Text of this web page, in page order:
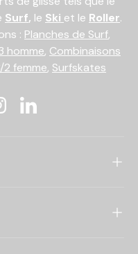
Surf, le Ski et le Roller.
: Planches de Surf,
homme, Combinaisons
2 femme, Surfskates
LinkedIn